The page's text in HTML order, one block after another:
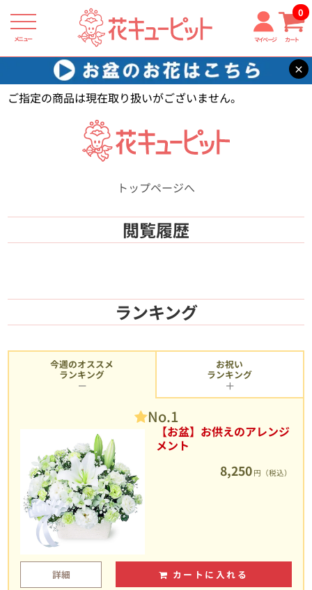
メニュー マイページ カート
0
×
花キューピット 【】
ご指定の商品は現在取り扱いがございません。
トップページへ
閲覧履歴
ランキング
今週のオススメ
ランキング
No.1
【お盆】お供えのアレンジ
メント
8,250 円（税込）
詳細 カートに入れる
お祝い
ランキング